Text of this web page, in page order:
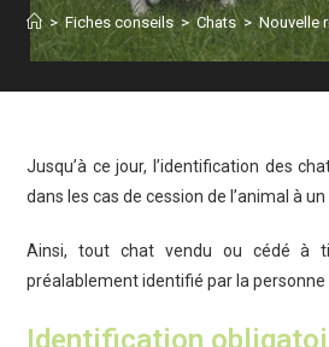
> Fiches conseils > Chats > Nouvelle
Jusqu’à ce jour, l’identification des
dans les cas de cession de l’animal à un
Ainsi, tout chat vendu ou cédé à
préalablement identifié par la personne
Identification